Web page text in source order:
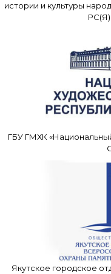
истории и культуры
РС(Я)
ГБУ ГМХК
Якутское городское